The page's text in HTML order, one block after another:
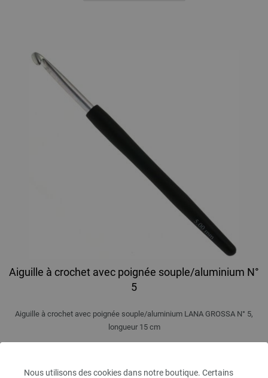
Nous utilisons des cookies dans notre boutique. Certains
Aiguille à crochet avec poignée souple/aluminium N°
5
Aiguille à crochet avec poignée souple/aluminium LANA GROSSA N° 5,
longueur 15 cm